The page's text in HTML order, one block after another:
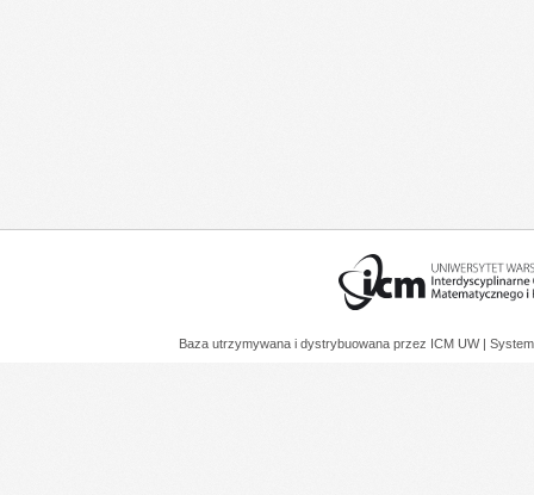
Baza utrzymywana i dystrybuowana przez ICM UW |